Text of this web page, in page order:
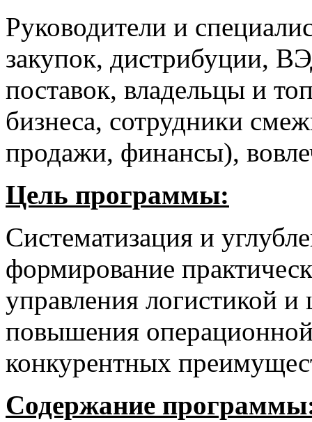
Руководители и
закупок, дистрибуции,
поставок, владельцы и
бизнеса, сотрудники
продажи, финансы),
Цель программы:
Систематизация и
формирование
управления логистикой
повышения
конкурентных
Содержание